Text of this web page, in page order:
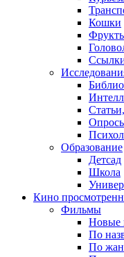
Кошки
Образование
Детсад
Школа
Кино
Фильмы
Новые
По
По